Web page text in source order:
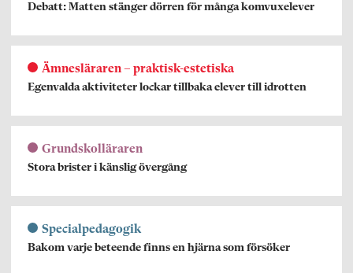
Debatt: Matten stänger dörren för många komvuxelever
Ämnesläraren – praktisk-estetiska
Egenvalda aktiviteter lockar tillbaka elever till idrotten
Grundskolläraren
Stora brister i känslig övergång
Specialpedagogik
Bakom varje beteende finns en hjärna som försöker